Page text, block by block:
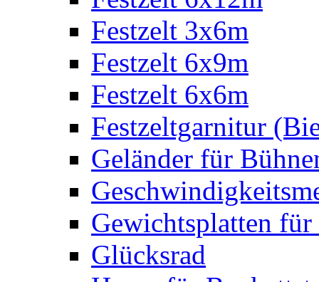
Festzelt 3x6m
Festzelt 6x9m
Festzelt 6x6m
Festzeltgarnitur
Geländer für
Gewichtsplatten für
Glücksrad